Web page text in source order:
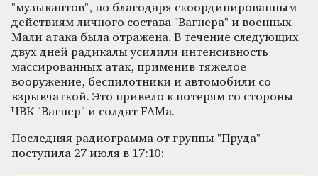
"музыкантов", но благодаря скоординированным
действиям личного состава "Вагнера" и военных
Мали атака была отражена. В течение следующих
двух дней радикалы усилили интенсивность
массированных атак, применив тяжелое
вооружение, беспилотники и автомобили со
взрывчаткой. Это привело к потерям со стороны
ЧВК "Вагнер" и солдат FAMa.
Последняя радиограмма от группы "Пруда"
поступила 27 июля в 17:10: